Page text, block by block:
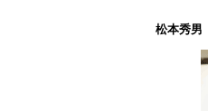
松本秀男